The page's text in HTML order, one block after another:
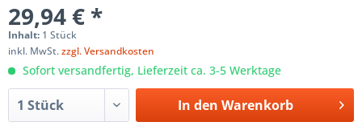
29,94 € *
Inhalt: 1 Stück
inkl. MwSt.zzgl. Versandkosten
Sofort versandfertig, Lieferzeit ca. 3-5 Werktage
In den Warenkorb